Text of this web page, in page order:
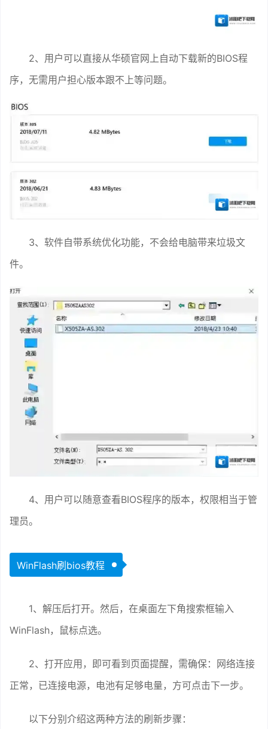
2、用户可以直接从华硕官网上自动下载新的BIOS程
序，无需用户担心版本跟不上等问题。
3、软件自带系统优化功能，不会给电脑带来垃圾文
件。
4、用户可以随意查看BIOS程序的版本，权限相当于管
理员。
WinFlash刷bios教程
1、解压后打开。然后，在桌面左下角搜索框输入
WinFlash，鼠标点选。
2、打开应用，即可看到页面提醒，需确保：网络连接
正常，已连接电源，电池有足够电量，方可点击下一步。
以下分别介绍这两种方法的刷新步骤：